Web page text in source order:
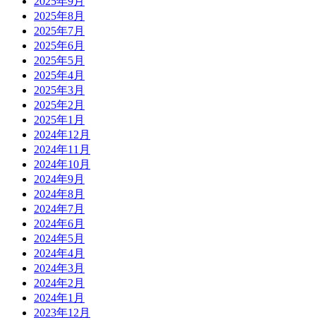
2025年8月
2025年7月
2025年6月
2025年5月
2025年4月
2025年3月
2025年2月
2025年1月
2024年12月
2024年11月
2024年10月
2024年9月
2024年8月
2024年7月
2024年6月
2024年5月
2024年4月
2024年3月
2024年2月
2024年1月
2023年12月